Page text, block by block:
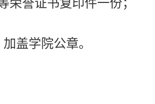
荣誉证书复印件一份；
盖学院公章。